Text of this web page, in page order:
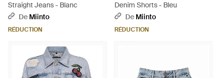
Straight Jeans - Blanc
De Miinto
RÉDUCTION
Denim Shorts - Bleu
De Miinto
RÉDUCTION